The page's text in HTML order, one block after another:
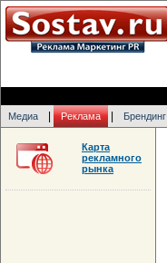
Медиа Реклама Брендинг
Карта
рекламного
рынка